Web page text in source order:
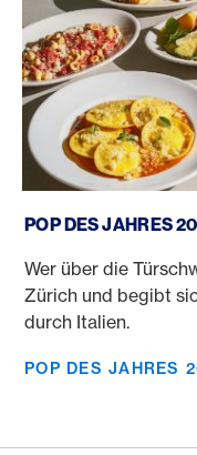
POP DES JAHRES
Wer über die
Zürich und begibt
durch Italien.
POP DES JAHRES